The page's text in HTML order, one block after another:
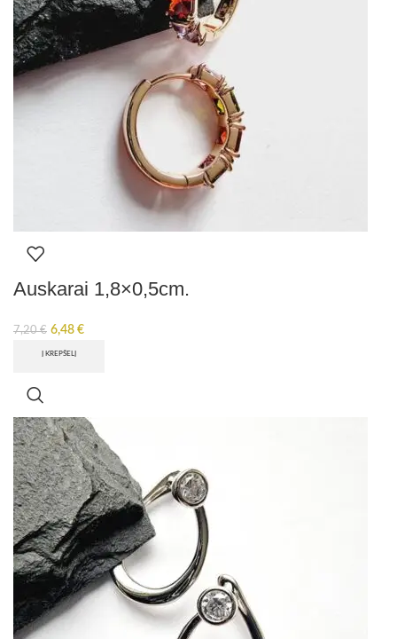
Auskarai 1,8×0,5cm.
7,20€ 6,48 €
Į KREPŠELĮ